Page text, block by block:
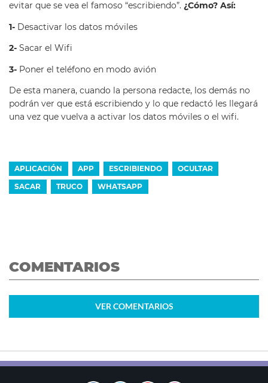
evitar que se vea el famoso “escribiendo”. ¿Cómo? Así:
1- Desactivar los datos móviles
2- Sacar el Wifi
3- Poner el teléfono en modo avión
De esta manera, cuando la persona redacte, los demás no
podrán ver que está escribiendo y lo que redactó les llegará
una vez que vuelva a activar los datos móviles o el wifi.
APLICACIÓN APP ESCRIBIENDO OCULTAR
SACAR TRUCO WHATSAPP
COMENTARIOS
VER COMENTARIOS